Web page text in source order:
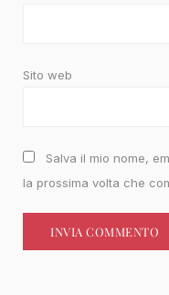
Sito web
Salva il mio nome,
la prossima volta che